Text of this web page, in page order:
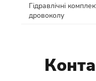
Гідравлічні
дровоколу